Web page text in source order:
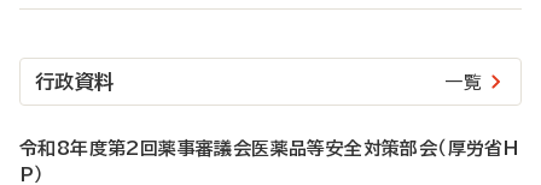
行政資料 一覧
令和8年度第2回薬事審議会医薬品等安全対策部会（厚労省H
P）